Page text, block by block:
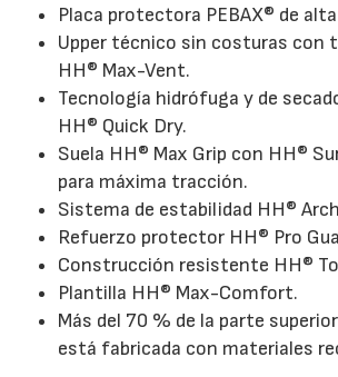
Placa protectora PEBAX® de
Upper técnico sin costuras con
HH® Max-Vent.
Tecnología hidrófuga y de
HH® Quick Dry.
Suela HH® Max Grip con HH®
para máxima tracción.
Sistema de estabilidad HH®
Refuerzo protector HH® Pro
Construcción resistente HH®
Plantilla HH® Max-Comfort.
Más del 70 % de la parte
está fabricada con materiales